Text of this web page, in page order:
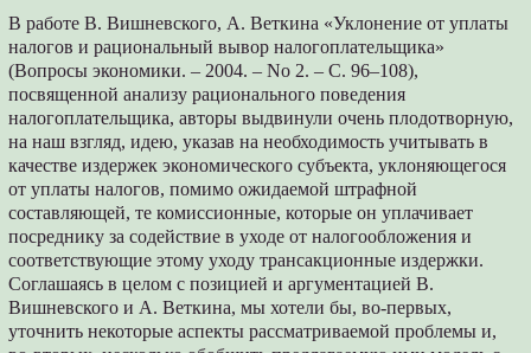
В работе В. Вишневского, А. Веткина «Уклонение от уплаты
налогов и рациональный вывор налогоплательщика»
(Вопросы экономики. – 2004. – No 2. – С. 96–108),
посвященной анализу рационального поведения
налогоплательщика, авторы выдвинули очень плодотворную,
на наш взгляд, идею, указав на необходимость учитывать в
качестве издержек экономического субъекта, уклоняющегося
от уплаты налогов, помимо ожидаемой штрафной
составляющей, те комиссионные, которые он уплачивает
посреднику за содействие в уходе от налогообложения и
соответствующие этому уходу трансакционные издержки.
Соглашаясь в целом с позицией и аргументацией В.
Вишневского и А. Веткина, мы хотели бы, во-первых,
уточнить некоторые аспекты рассматриваемой проблемы и,